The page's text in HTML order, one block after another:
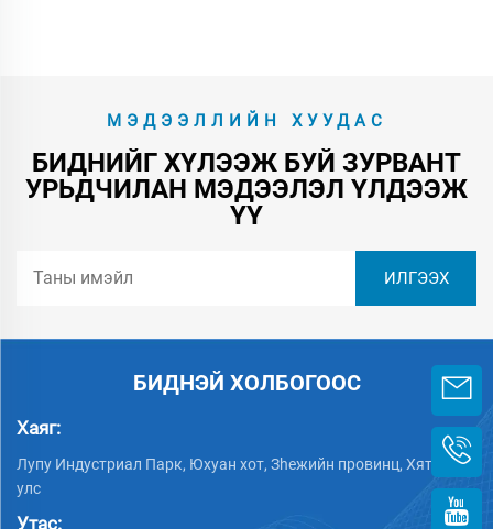
МЭДЭЭЛЛИЙН ХУУДАС
БИДНИЙГ ХҮЛЭЭЖ БУЙ ЗУРВАНТ
УРЬДЧИЛАН МЭДЭЭЛЭЛ ҮЛДЭЭЖ
ҮҮ
БИДНЭЙ ХОЛБОГООС
Хаяг:
Лупу Индустриал Парк, Юхуан хот, Зheжийн провинц, Хятад
улс
Утас: